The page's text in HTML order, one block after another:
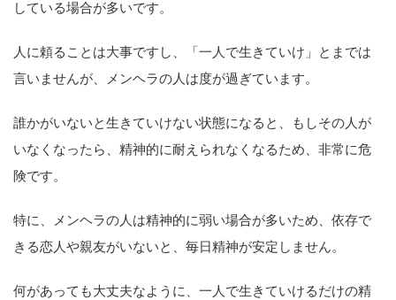
している場合が多いです。
人に頼ることは大事ですし、「一人で生きていけ」とまでは
言いませんが、メンヘラの人は度が過ぎています。
誰かがいないと生きていけない状態になると、もしその人が
いなくなったら、精神的に耐えられなくなるため、非常に危
険です。
特に、メンヘラの人は精神的に弱い場合が多いため、依存で
きる恋人や親友がいないと、毎日精神が安定しません。
何があっても大丈夫なように、一人で生きていけるだけの精